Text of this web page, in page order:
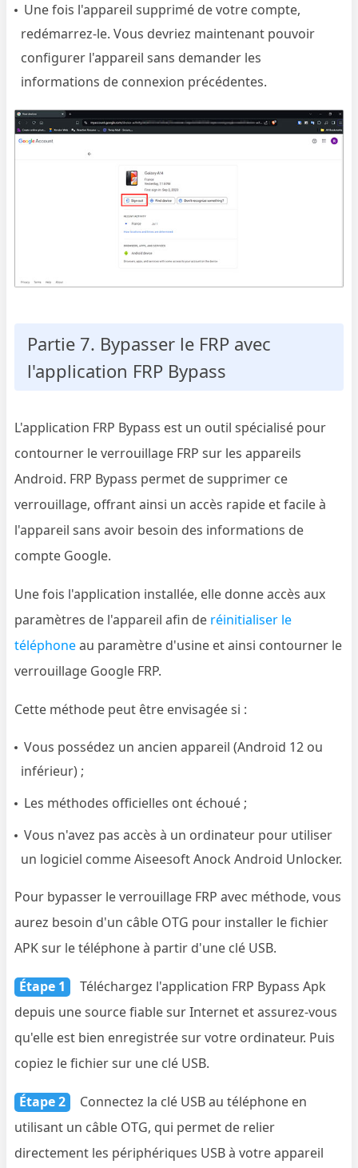
Une fois l'appareil supprimé de votre compte,
redémarrez-le. Vous devriez maintenant pouvoir
configurer l'appareil sans demander les
informations de connexion précédentes.
Partie 7. Bypasser le FRP avec
l'application FRP Bypass
L'application FRP Bypass est un outil spécialisé pour
contourner le verrouillage FRP sur les appareils
Android. FRP Bypass permet de supprimer ce
verrouillage, offrant ainsi un accès rapide et facile à
l'appareil sans avoir besoin des informations de
compte Google.
Une fois l'application installée, elle donne accès aux
paramètres de l'appareil afin de réinitialiser le
téléphoneau paramètre d'usine et ainsi contourner le
verrouillage Google FRP.
Cette méthode peut être envisagée si :
Vous possédez un ancien appareil (Android 12 ou
inférieur) ;
Les méthodes officielles ont échoué ;
Vous n'avez pas accès à un ordinateur pour utiliser
un logiciel comme Aiseesoft Anock Android Unlocker.
Pour bypasser le verrouillage FRP avec méthode, vous
aurez besoin d'un câble OTG pour installer le fichier
APK sur le téléphone à partir d'une clé USB.
Étape 1
Téléchargez l'application FRP Bypass Apk
depuis une source fiable sur Internet et assurez-vous
qu'elle est bien enregistrée sur votre ordinateur. Puis
copiez le fichier sur une clé USB.
Étape 2
Connectez la clé USB au téléphone en
utilisant un câble OTG, qui permet de relier
directement les périphériques USB à votre appareil